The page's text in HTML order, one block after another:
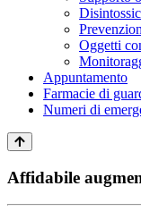
Oggetti
Appuntamento
Farmacie di
Numeri di
Affidabile